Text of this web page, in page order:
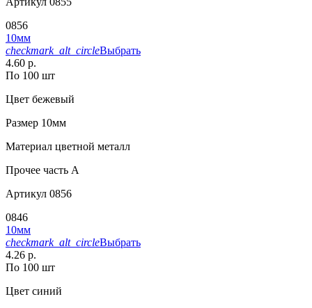
0856
10мм
checkmark_alt_circleВыбрать
4.60 р.
По 100 шт
Цвет бежевый
Размер 10мм
Материал цветной металл
Прочее часть A
Артикул 0856
0846
10мм
checkmark_alt_circleВыбрать
4.26 р.
По 100 шт
Цвет синий